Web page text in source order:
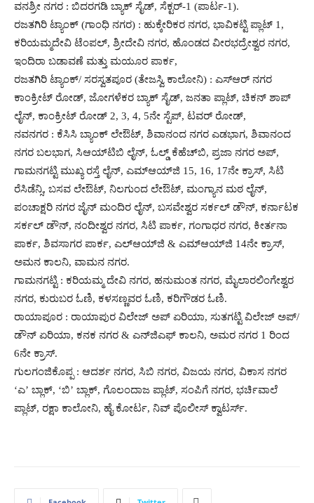
ವನಶ್ರೀ ನಗರ : ಬಿದರಗಡಿ ಬ್ಯಾಕ್ ಸೈಡ್, ಸೆಕ್ಟರ್-1 (ಪಾರ್ಟ-1).
ರಜತಗಿರಿ ಟ್ಯಾಂಕ್ (ಗಾಂಧಿ ನಗರ) : ಹುಕ್ಕೇರಿಕರ ನಗರ, ಭಾವಿಕಟ್ಟಿ ಪ್ಲಾಟ್ 1,
ಕರಿಯಮ್ಮದೇವಿ ಟೆಂಪಲ್, ಶ್ರೀದೇವಿ ನಗರ, ಹೊಂಡದ ವೀರಭದ್ರೇಶ್ವರ ನಗರ,
ಇಂದಿರಾ ಬಡಾವಣೆ ಮತ್ತು ಮಯೂರ ಪಾರ್ಕ,
ರಜತಗಿರಿ ಟ್ಯಾಂಕ್/ ಸರಸ್ವತಪೂರ (ತೇಜಸ್ವಿ ಕಾಲೋನಿ) : ಎಸ್‍ಆರ್ ನಗರ
ಕಾಂಕ್ರೀಟ್ ರೋಡ್, ಜೋಗಳೆಕರ ಬ್ಯಾಕ್ ಸೈಡ್, ಜನತಾ ಪ್ಲಾಟ್, ಚಿಕನ್ ಶಾಪ್
ಲೈನ್, ಕಾಂಕ್ರೀಟ್ ರೋಡ್ 2, 3, 4, 5ನೇ ಸ್ಟೆಪ್, ಟವರ್ ರೋಡ್,
ನವನಗರ : ಕೆಸಿಸಿ ಬ್ಯಾಂಕ್ ಲೇಔಟ್, ಶಿವಾನಂದ ನಗರ ಎಡಭಾಗ, ಶಿವಾನಂದ
ನಗರ ಬಲಭಾಗ, ಸಿಆಯ್‍ಟಿಬಿ ಲೈನ್, ಓಲ್ಡ್ ಕೆಹೆಚ್‍ಬಿ, ಪ್ರಜಾ ನಗರ ಅಪ್,
ಗಾಮನಗಟ್ಟಿ ಮುಖ್ಯ ರಸ್ತೆ ಲೈನ್, ಎಮ್‍ಆಯ್‍ಜಿ 15, 16, 17ನೇ ಕ್ರಾಸ್, ಸಿಟಿ
ರೆಸಿಡೆನ್ಸಿ, ಬಸವ ಲೇಔಟ್, ನಿಲಗುಂದ ಲೇಔಟ್, ಮಂಗ್ಯಾನ ಮಠ ಲೈನ್,
ಪಂಚಾಕ್ಷರಿ ನಗರ ಜೈನ್ ಮಂದಿರ ಲೈನ್, ಬಸವೇಶ್ವರ ಸರ್ಕಲ್ ಡೌನ್, ಕರ್ನಾಟಕ
ಸರ್ಕಲ್ ಡೌನ್, ನಂದೀಶ್ವರ ನಗರ, ಸಿಟಿ ಪಾರ್ಕ, ಗಂಗಾಧರ ನಗರ, ಕೀರ್ತನಾ
ಪಾರ್ಕ, ಶಿವಸಾಗರ ಪಾರ್ಕ, ಎಲ್‍ಆಯ್‍ಜಿ & ಎಮ್‍ಆಯ್‍ಜಿ 14ನೇ ಕ್ರಾಸ್,
ಅಮನ ಕಾಲನಿ, ವಾಮನ ನಗರ.
ಗಾಮನಗಟ್ಟಿ : ಕರಿಯಮ್ಮ ದೇವಿ ನಗರ, ಹನುಮಂತ ನಗರ, ಮೈಲಾರಲಿಂಗೇಶ್ವರ
ನಗರ, ಕುರುಬರ ಓಣಿ, ಕಳಸಣ್ಣವರ ಓಣಿ, ಕರಿಗೌಡರ ಓಣಿ.
ರಾಯಾಪೂರ : ರಾಯಾಪುರ ವಿಲೇಜ್ ಅಪ್ ಏರಿಯಾ, ಸುತಗಟ್ಟಿ ವಿಲೇಜ್ ಅಪ್/
ಡೌನ್ ಏರಿಯಾ, ಕನಕ ನಗರ & ಎನ್‍ಜಿಎಫ್ ಕಾಲನಿ, ಅಮರ ನಗರ 1 ರಿಂದ
6ನೇ ಕ್ರಾಸ್.
ಗುಲಗಂಜಿಕೊಪ್ಪ : ಆದರ್ಶ ನಗರ, ಸಿಬಿ ನಗರ, ವಿಜಯ ನಗರ, ವಿಕಾಸ ನಗರ
‘ಎ’ ಬ್ಲಾಕ್, ‘ಬಿ’ ಬ್ಲಾಕ್, ಗೊಲಂದಾಜ ಪ್ಲಾಟ್, ಸಂಪಿಗೆ ನಗರ, ಭರ್ಚಿವಾಲೆ
ಪ್ಲಾಟ್, ರಕ್ಷಾ ಕಾಲೋನಿ, ಹೈ ಕೋರ್ಟ, ನಿವ್ ಪೊಲೀಸ್ ಕ್ವಾಟರ್ಸ್.